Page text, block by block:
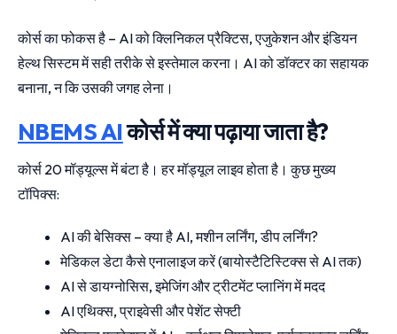
कोर्स का फोकस है – AI को क्लिनिकल प्रैक्टिस, एजुकेशन और इंडियन
हेल्थ सिस्टम में सही तरीके से इस्तेमाल करना। AI को डॉक्टर का सहायक
बनाना, न कि उसकी जगह लेना।
NBEMS AIकोर्स में क्या पढ़ाया जाता है?
कोर्स 20 मॉड्यूल्स में बंटा है। हर मॉड्यूल लाइव होता है। कुछ मुख्य
टॉपिक्स:
AI की बेसिक्स – क्या है AI, मशीन लर्निंग, डीप लर्निंग?
मेडिकल डेटा कैसे एनालाइज करें (बायोस्टैटिस्टिक्स से AI तक)
AI से डायग्नोसिस, इमेजिंग और ट्रीटमेंट प्लानिंग में मदद
AI एथिक्स, प्राइवेसी और पेशेंट सेफ्टी